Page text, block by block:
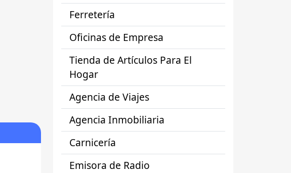
Ferretería
Oficinas de Empresa
Tienda de Artículos Para El
Hogar
Agencia de Viajes
Agencia Inmobiliaria
Carnicería
Emisora de Radio